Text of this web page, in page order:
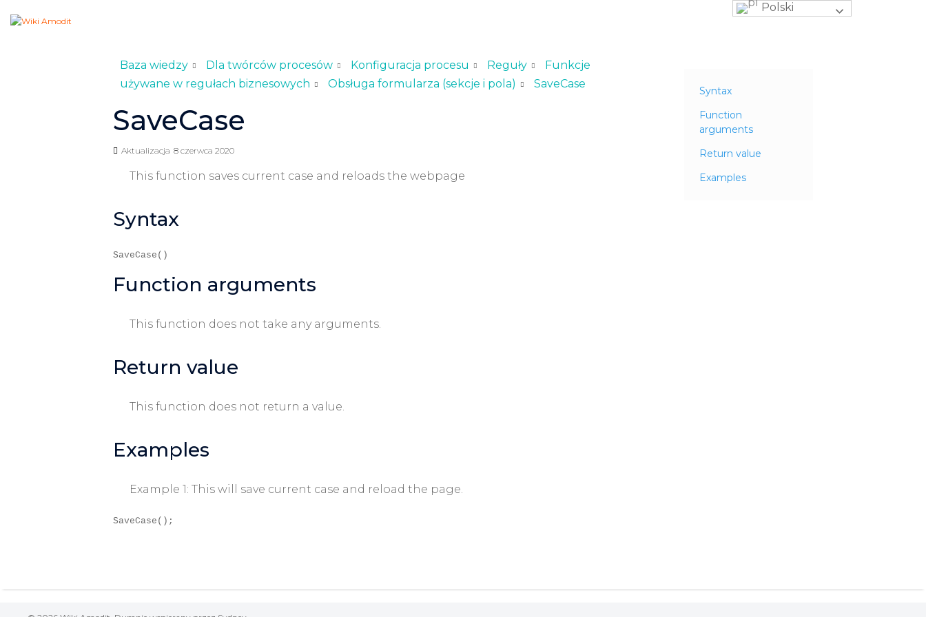
Baza wiedzy Dla twórców procesów Konfiguracja procesu Reguły
Funkcje
używane w regułach biznesowych
Obsługa formularza (sekcje i pola) SaveCase
SaveCase
Aktualizacja 8 czerwca 2020
This function saves current case and reloads the webpage
Syntax
SaveCase()
Function arguments
This function does not take any arguments.
Return value
This function does not return a value.
Examples
Example 1: This will save current case and reload the page.
SaveCase();
Syntax
Function
arguments
Return value
Examples
Polski